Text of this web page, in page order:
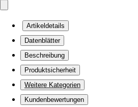
Artikeldetails
Datenblätter
Beschreibung
Produktsicherheit
Weitere Kategorien
Kundenbewertungen